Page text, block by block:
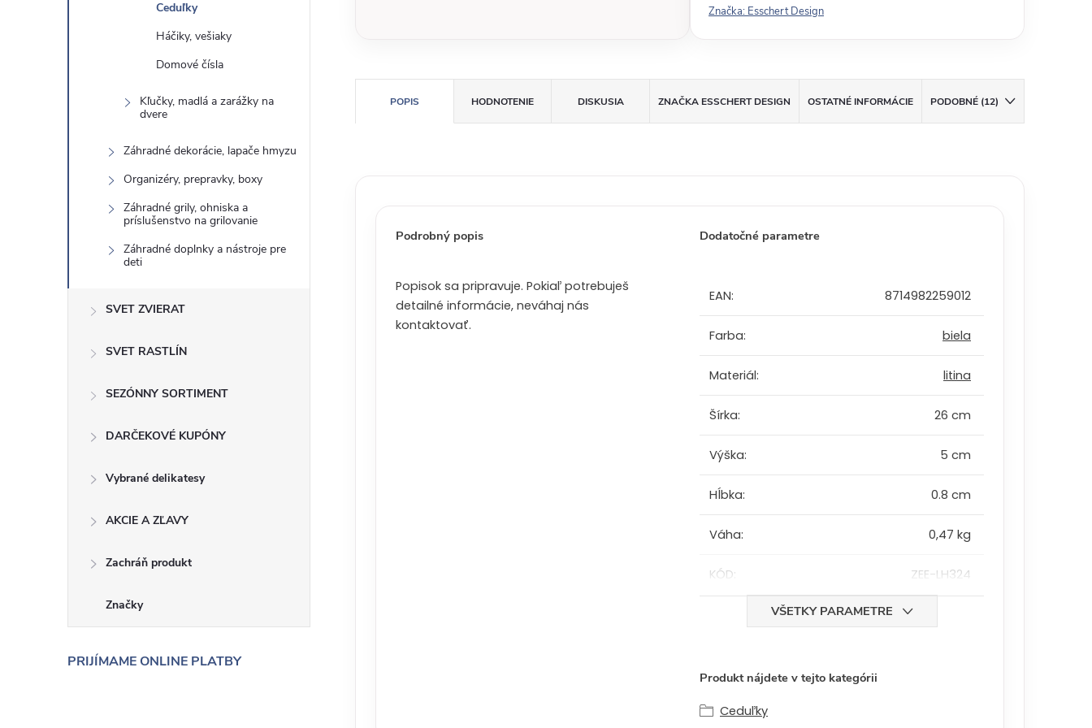
Ceduľky
Háčiky, vešiaky
Domové čísla
Kľučky, madlá a zarážky na
dvere
Záhradné dekorácie, lapače hmyzu
Organizéry, prepravky, boxy
Záhradné grily, ohniska a
príslušenstvo na grilovanie
Záhradné doplnky a nástroje pre
deti
SVET ZVIERAT
SVET RASTLÍN
SEZÓNNY SORTIMENT
DARČEKOVÉ KUPÓNY
Vybrané delikatesy
AKCIE A ZĽAVY
Zachráň produkt
Značky
PRIJÍMAME ONLINE PLATBY
á
n
a
:
Značka: Esschert Design
POPIS HODNOTENIE DISKUSIA ZNAČKA ESSCHERT DESIGN OSTATNÉ INFORMÁCIE PODOBNÉ (12)
Podrobný popis
Popisok sa pripravuje. Pokiaľ potrebuješ
detailné informácie, neváhaj nás
kontaktovať.
Dodatočné parametre
EAN: 8714982259012
Farba: biela
Materiál: litina
Šírka: 26 cm
Výška: 5 cm
Hĺbka: 0.8 cm
Váha: 0,47 kg
KÓD: ZEE-LH324
VŠETKY PARAMETRE
Produkt nájdete v tejto kategórii
Ceduľky